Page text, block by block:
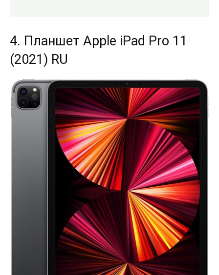
4. Планшет Apple iPad Pro 11
(2021) RU